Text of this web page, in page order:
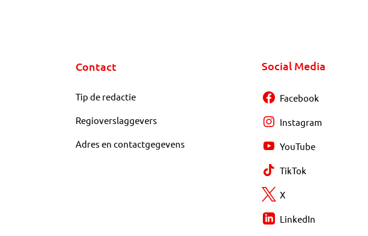
Contact
Tip de redactie
Regioverslaggevers
Adres en contactgegevens
Social Media
Facebook
Instagram
YouTube
TikTok
X
LinkedIn